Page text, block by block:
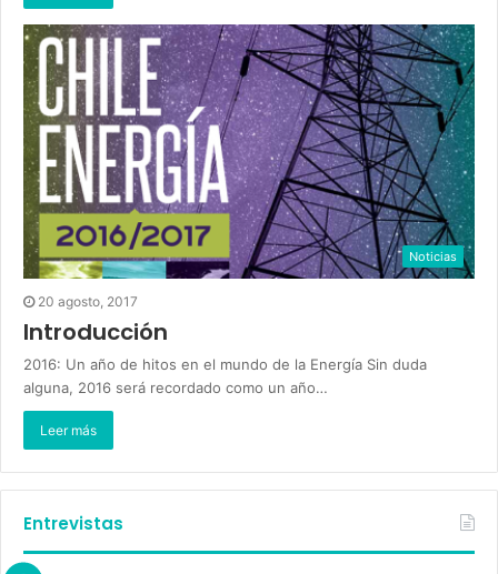
Noticias
20 agosto, 2017
Introducción
2016: Un año de hitos en el mundo de la Energía Sin duda
alguna, 2016 será recordado como un año…
Leer más
Entrevistas